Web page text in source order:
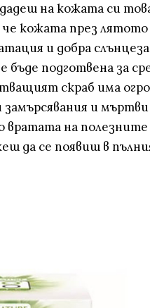
на кожата си
че кожата през
и добра
подготвена за
скраб има
и
на полезните
да се появиш в